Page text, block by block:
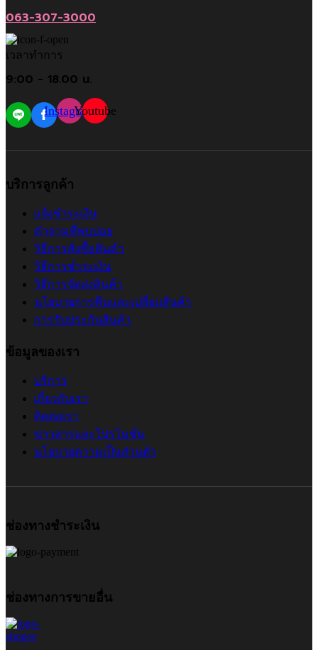
063-307-3000
เวลาทำการ
9:00 - 18.00 น.
InstagramYoutube
บริการลูกค้า
แจ้งชำระเงิน
คำถามที่พบบ่อย
วิธีการสั่งซื้อสินค้า
วิธีการชำระเงิน
วิธีการจัดส่งสินค้า
นโยบายการคืนและเปลี่ยนสินค้า
การรับประกันสินค้า
ข้อมูลของเรา
บริการ
เกี่ยวกับเรา
ติดต่อเรา
ข่าวสารและโปรโมชั่น
นโยบายความเป็นส่วนตัว
ช่องทางชำระเงิน
ช่องทางการขายอื่น